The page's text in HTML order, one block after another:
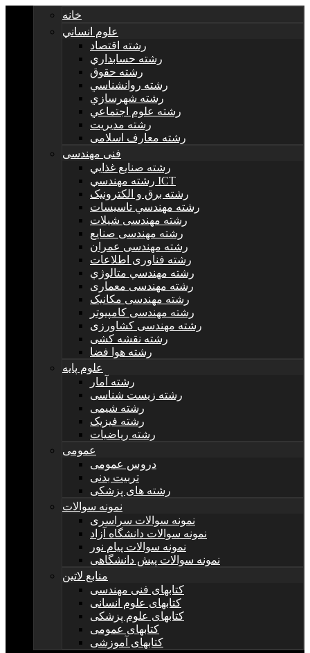
خانه
علوم انساني
رشته اقتصاد
رشته حسابداري
رشته حقوق
رشته روانشناسي
رشته شهرسازي
رشته علوم اجتماعي
رشته مديريت
رشته معارف اسلامی
فنی مهندسی
رشته صنايع غذايي
رشته مهندسي ICT
رشته برق و الکترونيک
رشته مهندسي تاسيسات
رشته مهندسی شیلات
رشته مهندسی صنایع
رشته مهندسی عمران
رشته فناوری اطلاعات
رشته مهندسي متالوژي
رشته مهندسی معماری
رشته مهندسی مکانیک
رشته مهندسی کامپیوتر
رشته مهندسی کشاورزی
رشته نقشه کشی
رشته هوا فضا
علوم پایه
رشته آمار
رشته زیست شناسی
رشته شیمی
رشته فیزیک
رشته ریاضیات
عمومی
دروس عمومی
تربیت بدنی
رشته های پزشکی
نمونه سوالات
نمونه سوالات سراسری
نمونه سوالات دانشگاه آزاد
نمونه سوالات پیام نور
نمونه سوالات پیش دانشگاهی
منابع لاتین
کتابهای فنی مهندسی
کتابهای علوم انسانی
کتابهای علوم پزشکی
کتابهای عمومی
کتابهای آموزشی